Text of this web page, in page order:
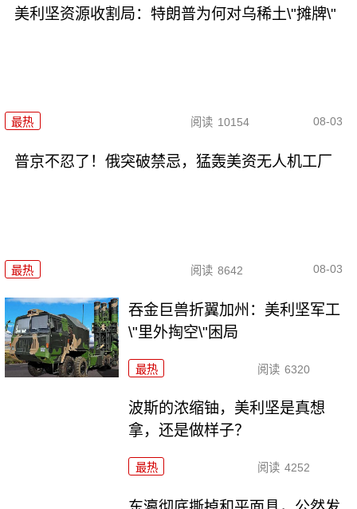
美利坚资源收割局：特朗普为何对乌稀土\"摊牌\"
最热 阅读 10154 08-03
普京不忍了！俄突破禁忌，猛轰美资无人机工厂
最热 阅读 8642 08-03
吞金巨兽折翼加州：美利坚军工
\"里外掏空\"困局
最热 阅读 6320
波斯的浓缩铀，美利坚是真想
拿，还是做样子？
最热 阅读 4252